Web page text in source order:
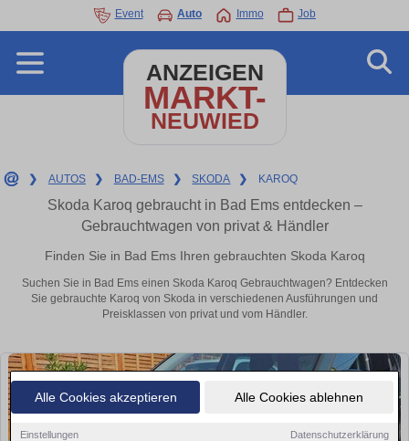
Alle Cookies akzeptieren Alle Cookies ablehnen
Einstellungen Datenschutzerklärung
Event Auto Immo Job
ANZEIGEN
MARKT-
NEUWIED
❯ AUTOS ❯ BAD-EMS ❯ SKODA ❯ KAROQ
Skoda Karoq gebraucht in Bad Ems entdecken –
Gebrauchtwagen von privat & Händler
Finden Sie in Bad Ems Ihren gebrauchten Skoda Karoq
Suchen Sie in Bad Ems einen Skoda Karoq Gebrauchtwagen? Entdecken
Sie gebrauchte Karoq von Skoda in verschiedenen Ausführungen und
Preisklassen von privat und vom Händler.